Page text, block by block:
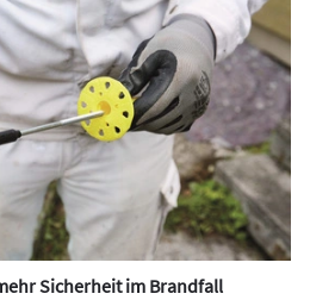
Sicherheit im Brandfall